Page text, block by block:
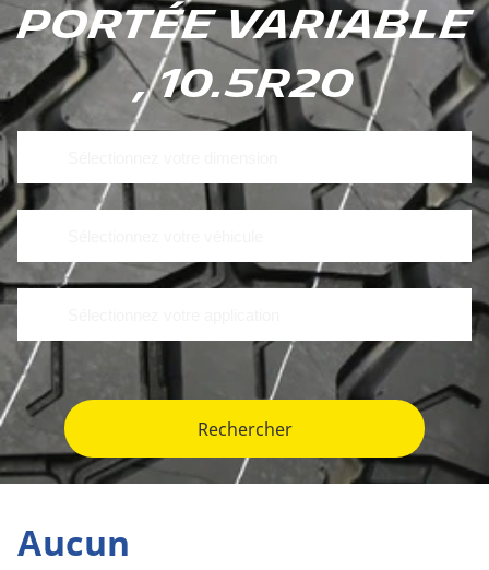
portée variable
, 10.5R20
Rechercher
Aucun